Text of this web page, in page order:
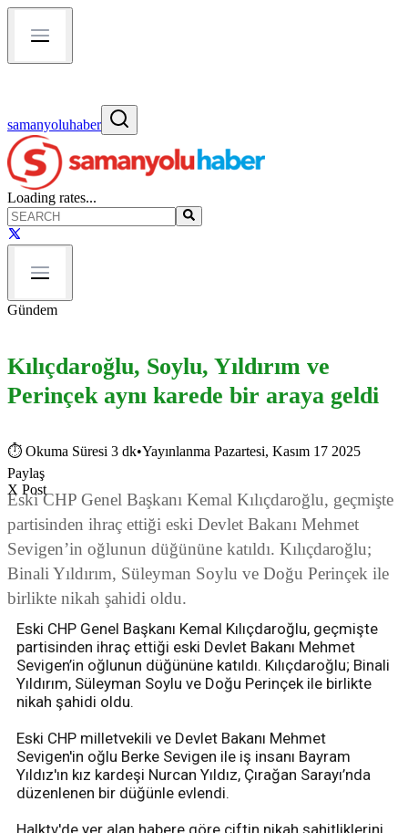
samanyoluhaber
Loading rates...
Gündem
Kılıçdaroğlu, Soylu, Yıldırım ve
Perinçek aynı karede bir araya geldi
⏱ Okuma Süresi 3 dk•Yayınlanma Pazartesi, Kasım 17 2025
Paylaş
X Post
Eski CHP Genel Başkanı Kemal Kılıçdaroğlu, geçmişte
partisinden ihraç ettiği eski Devlet Bakanı Mehmet
Sevigen’in oğlunun düğününe katıldı. Kılıçdaroğlu;
Binali Yıldırım, Süleyman Soylu ve Doğu Perinçek ile
birlikte nikah şahidi oldu.
Eski CHP Genel Başkanı Kemal Kılıçdaroğlu, geçmişte
partisinden ihraç ettiği eski Devlet Bakanı Mehmet
Sevigen’in oğlunun düğününe katıldı. Kılıçdaroğlu; Binali
Yıldırım, Süleyman Soylu ve Doğu Perinçek ile birlikte
nikah şahidi oldu.
Eski CHP milletvekili ve Devlet Bakanı Mehmet
Sevigen'in oğlu Berke Sevigen ile iş insanı Bayram
Yıldız'ın kız kardeşi Nurcan Yıldız, Çırağan Sarayı’nda
düzenlenen bir düğünle evlendi.